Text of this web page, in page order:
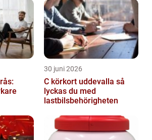
30 juni 2026
C körkort uddevalla så
lyckas du med
lastbilsbehörigheten